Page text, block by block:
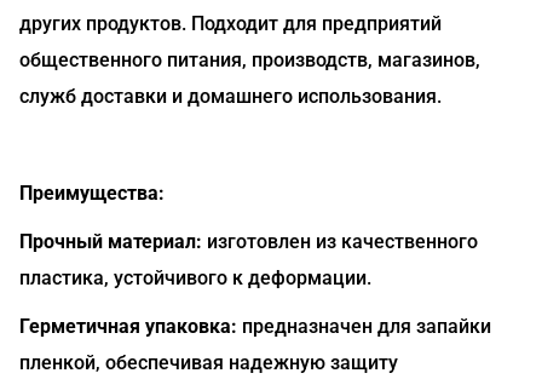
других продуктов. Подходит для предприятий
общественного питания, производств, магазинов,
служб доставки и домашнего использования.
Преимущества:
Прочный материал: изготовлен из качественного
пластика, устойчивого к деформации.
Герметичная упаковка: предназначен для запайки
пленкой, обеспечивая надежную защиту